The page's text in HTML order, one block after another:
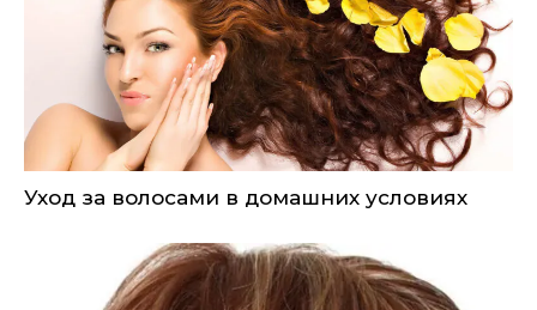
Уход за волосами в домашних условиях